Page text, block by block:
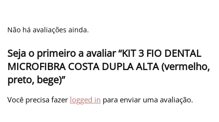
Não há avaliações ainda.
Seja o primeiro a avaliar “KIT 3 FIO DENTAL
MICROFIBRA COSTA DUPLA ALTA (vermelho,
preto, bege)”
Você precisa fazer logged in para enviar uma avaliação.